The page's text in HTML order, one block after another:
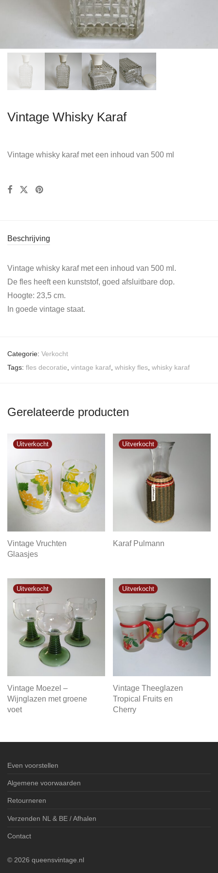
Vintage Whisky Karaf
Vintage whisky karaf met een inhoud van 500 ml
Beschrijving
Vintage whisky karaf met een inhoud van 500 ml.
De fles heeft een kunststof, goed afsluitbare dop.
Hoogte: 23,5 cm.
In goede vintage staat.
Categorie: Verkocht
Tags: fles decoratie vintage karaf whisky fles whisky karaf
Gerelateerde producten
Vintage Vruchten
Glaasjes
Karaf Pulmann
Vintage Moezel –
Wijnglazen met groene
voet
Vintage Theeglazen
Tropical Fruits en
Cherry
Even voorstellen
Algemene voorwaarden
Retourneren
Verzenden NL & BE / Afhalen
Contact
© 2026 queensvintage.nl